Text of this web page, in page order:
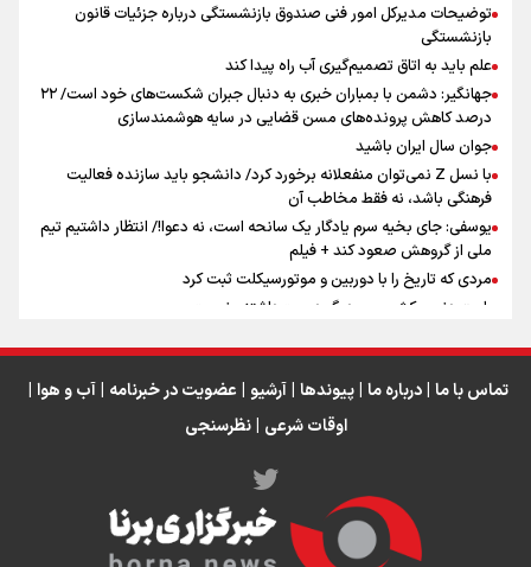
اینفو برنا / جدول کامل فاصله مرز شلمچه تا شهرهای زیارتی
عراق
اینفو برنا/ میزان مالیات بر ارزش افزوده چقدر است؟
توضیحات مدیرکل امور فنی صندوق بازنشستگی درباره جزئیات قانون
بازنشستگی
علم باید به اتاق تصمیم‌گیری آب راه پیدا کند
جهانگیر: دشمن با بمباران خبری به دنبال جبران شکست‌های خود است/ ۲۲
درصد کاهش پرونده‌های مسن قضایی در سایه هوشمندسازی
جوان سال ایران باشید
با نسل Z نمی‌توان منفعلانه برخورد کرد/ دانشجو باید سازنده فعالیت
فرهنگی باشد، نه فقط مخاطب آن
یوسفی: جای بخیه سرم یادگار یک سانحه است، نه دعوا!/ انتظار داشتیم تیم
ملی از گروهش صعود کند + فیلم
مردی که تاریخ را با دوربین و موتورسیکلت ثبت کرد
رابرت دنیرو: کشور من دیگر دوست‌داشتنی نیست
انتظار حضور تیم‌های بزرگ مثل استقلال در لیگ هستیم
تورم ۵۸ درصدی معدن / وقتی هزینه استخراج از توان قیمت‌گذاری سبقتتماس با ما | درباره ما | پیوندها | آرشیو | عضویت در خبرنامه | آب و هوا |
اوقات شرعی | نظرسنجی